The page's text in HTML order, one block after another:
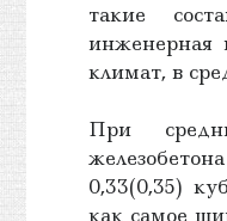
такие
инженерная
климат, в
При
0,33(0,35)
как самое